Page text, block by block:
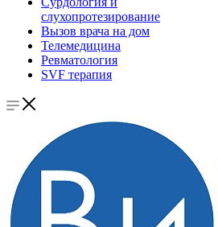
слухопротезирование
Вызов врача на дом
Телемедицина
Ревматология
SVF терапия